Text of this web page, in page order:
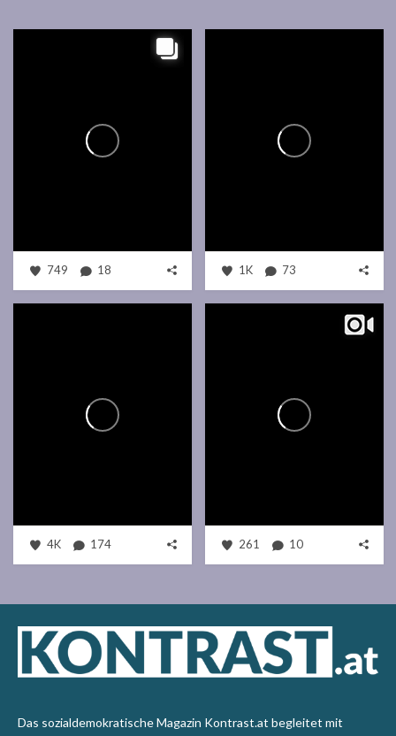
749 18 1K 73
4K 174 261 10
Das sozialdemokratische Magazin Kontrast.at begleitet mit